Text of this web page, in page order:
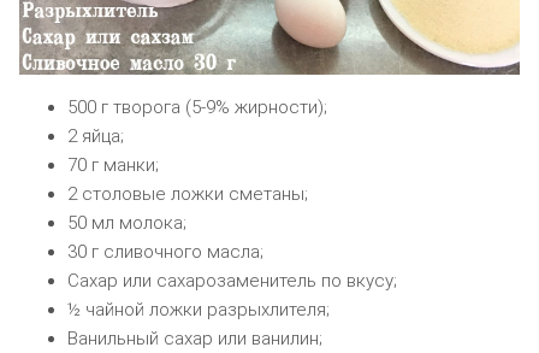
500 г творога (5-9% жирности);
2 яйца;
70 г манки;
2 столовые ложки сметаны;
50 мл молока;
30 г сливочного масла;
Сахар или сахарозаменитель по вкусу;
½ чайной ложки разрыхлителя;
Ванильный сахар или ванилин;